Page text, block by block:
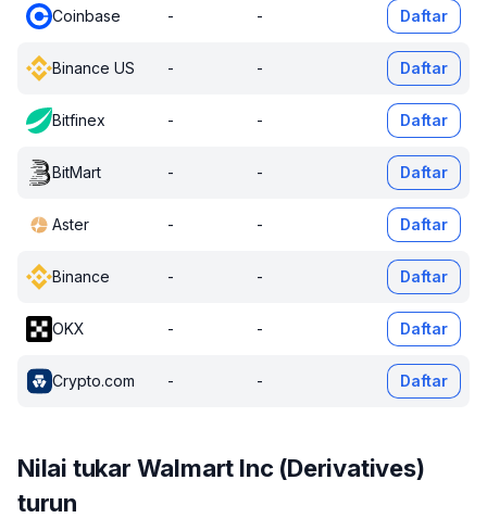
Coinbase - - Daftar
Binance US - - Daftar
Bitfinex - - Daftar
BitMart - - Daftar
Aster - - Daftar
Binance - - Daftar
OKX - - Daftar
Crypto.com - - Daftar
Nilai tukar Walmart Inc (Derivatives)
turun